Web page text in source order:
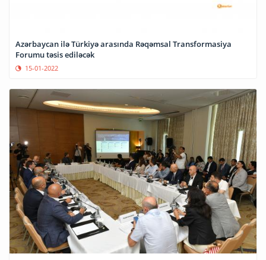
Azərbaycan ilə Türkiyə arasında Rəqəmsal Transformasiya
Forumu təsis ediləcək
15-01-2022